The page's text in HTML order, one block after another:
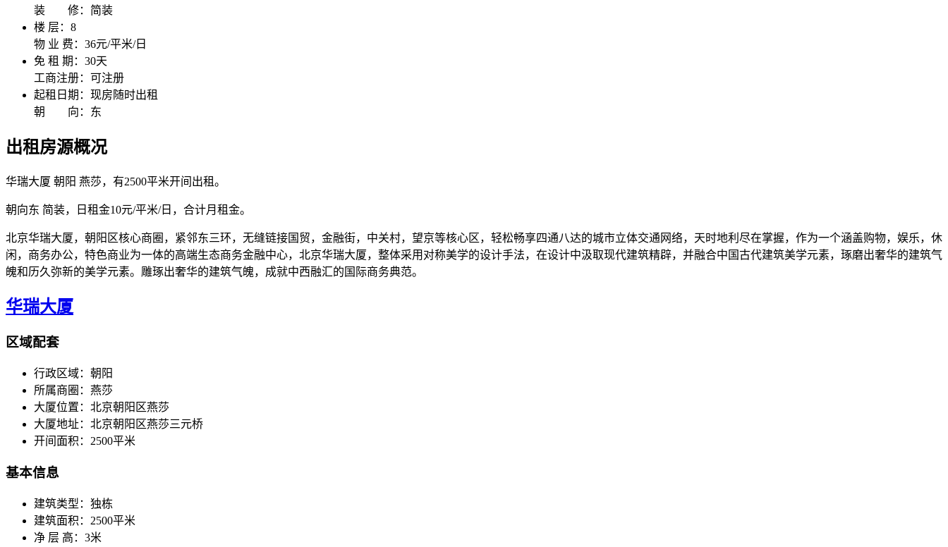
装 修： 简装
楼 层： 8
物 业 费： 36元/平米/日
免 租 期： 30天
工商注册： 可注册
起租日期： 现房随时出租
朝 向： 东
出租房源概况
华瑞大厦 朝阳 燕莎，有2500平米开间出租。
朝向东 简装，日租金10元/平米/日，合计月租金。
北京华瑞大厦，朝阳区核心商圈，紧邻东三环，无缝链接国贸，金融街，中关村，望京等核心区，轻松畅享四通八达的城市立体交通网络，天时地利尽在掌握，作为一个涵盖购物，娱乐，休
闲，商务办公，特色商业为一体的高端生态商务金融中心，北京华瑞大厦，整体采用对称美学的设计手法，在设计中汲取现代建筑精辟，并融合中国古代建筑美学元素，琢磨出奢华的建筑气
魄和历久弥新的美学元素。雕琢出奢华的建筑气魄，成就中西融汇的国际商务典范。
华瑞大厦
区域配套
行政区域： 朝阳
所属商圈： 燕莎
大厦位置： 北京朝阳区燕莎
大厦地址： 北京朝阳区燕莎三元桥
开间面积： 2500平米
基本信息
建筑类型： 独栋
建筑面积： 2500平米
净 层 高： 3米